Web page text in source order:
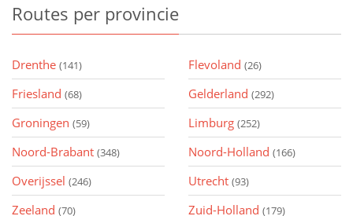
Routes per provincie
Drenthe (141) Flevoland (26)
Friesland (68) Gelderland (292)
Groningen (59) Limburg (252)
Noord-Brabant (348) Noord-Holland (166)
Overijssel (246) Utrecht (93)
Zeeland (70) Zuid-Holland (179)